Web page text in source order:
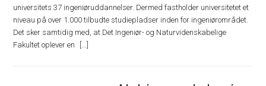
universitets 37 ingeniøruddannelser. Dermed fastholder universitetet et
niveau på over 1.000 tilbudte studiepladser inden for ingeniørområdet.
Det sker samtidig med, at Det Ingeniør- og Naturvidenskabelige
Fakultet oplever en